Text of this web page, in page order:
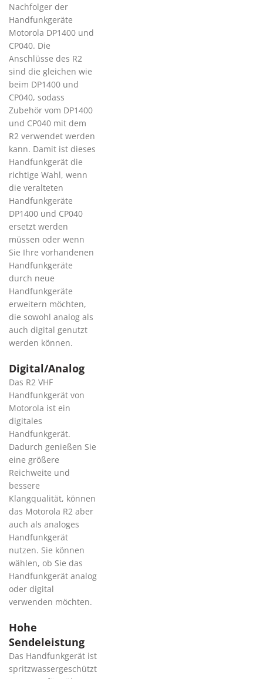
Nachfolger der
Handfunkgeräte
Motorola DP1400 und
CP040. Die
Anschlüsse des R2
sind die gleichen wie
beim DP1400 und
CP040, sodass
Zubehör vom DP1400
und CP040 mit dem
R2 verwendet werden
kann. Damit ist dieses
Handfunkgerät die
richtige Wahl, wenn
die veralteten
Handfunkgeräte
DP1400 und CP040
ersetzt werden
müssen oder wenn
Sie Ihre vorhandenen
Handfunkgeräte
durch neue
Handfunkgeräte
erweitern möchten,
die sowohl analog als
auch digital genutzt
werden können.
Digital/Analog
Das R2 VHF
Handfunkgerät von
Motorola ist ein
digitales
Handfunkgerät.
Dadurch genießen Sie
eine größere
Reichweite und
bessere
Klangqualität, können
das Motorola R2 aber
auch als analoges
Handfunkgerät
nutzen. Sie können
wählen, ob Sie das
Handfunkgerät analog
oder digital
verwenden möchten.
Hohe
Sendeleistung
Das Handfunkgerät ist
spritzwassergeschützt